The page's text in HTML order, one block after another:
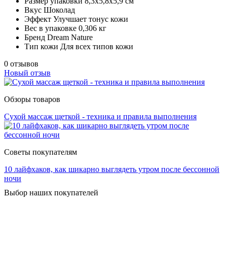
Вкус Шоколад
Эффект Улучшает тонус кожи
Вес в упаковке 0,306 кг
Бренд Dream Nature
Тип кожи Для всех типов кожи
0 отзывов
Новый отзыв
Обзоры товаров
Сухой массаж щеткой - техника и правила выполнения
Советы покупателям
10 лайфхаков, как шикарно выглядеть утром после бессонной
ночи
Выбор наших покупателей